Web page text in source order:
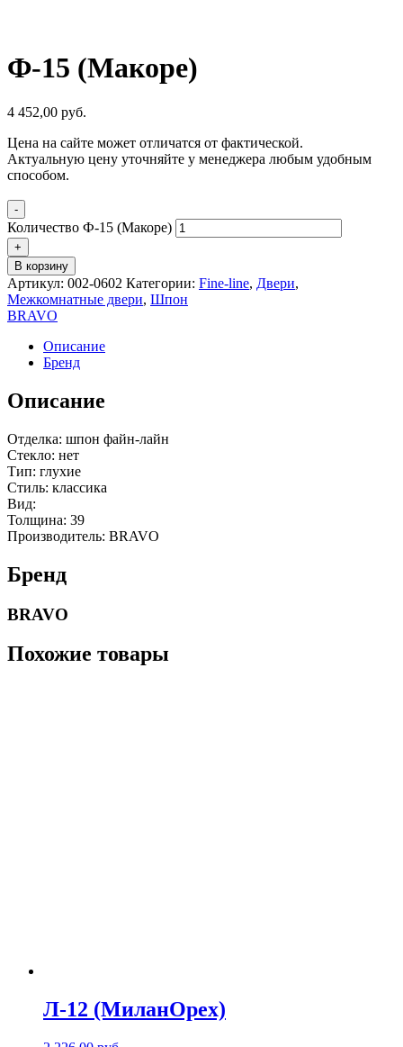
Ф-15 (Макоре)
4 452,00 руб.
Цена на сайте может отличатся от фактической.
Актуальную цену уточняйте у менеджера любым удобным
способом.
-
Количество Ф-15 (Макоре)
+
В корзину
Артикул: 002-0602 Категории: Fine-line, Двери,
Межкомнатные двери, Шпон
BRAVO
Описание
Бренд
Описание
Отделка: шпон файн-лайн
Стекло: нет
Тип: глухие
Стиль: классика
Вид:
Толщина: 39
Производитель: BRAVO
Бренд
BRAVO
Похожие товары
Л-12 (МиланОрех)